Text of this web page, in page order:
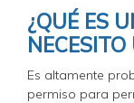
¿QUÉ ES
Es altamente
permiso para